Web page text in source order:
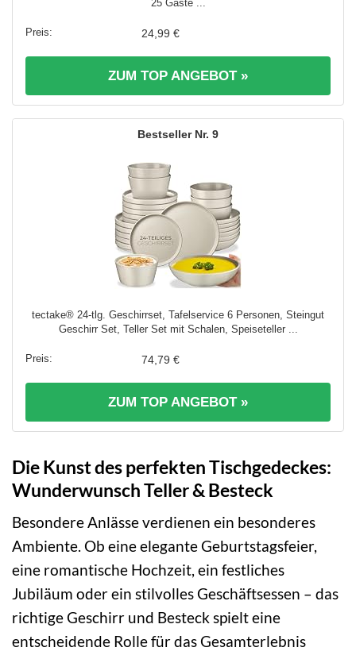
25 Gäste ...
24,99 €
ZUM TOP ANGEBOT »
9
tectake® 24-tlg. Geschirrset, Tafelservice 6 Personen, Steingut
Geschirr Set, Teller Set mit Schalen, Speiseteller ...
74,79 €
ZUM TOP ANGEBOT »
Die Kunst des perfekten Tischgedeckes:
Wunderwunsch Teller & Besteck
Besondere Anlässe verdienen ein besonderes
Ambiente. Ob eine elegante Geburtstagsfeier,
eine romantische Hochzeit, ein festliches
Jubiläum oder ein stilvolles Geschäftsessen – das
richtige Geschirr und Besteck spielt eine
entscheidende Rolle für das Gesamterlebnis